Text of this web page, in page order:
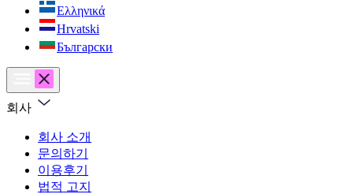
Ελληνικά
Hrvatski
Български
회사
회사 소개
문의하기
이용후기
법적 고지